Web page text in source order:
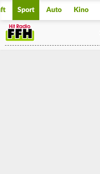
Sport Auto Kino